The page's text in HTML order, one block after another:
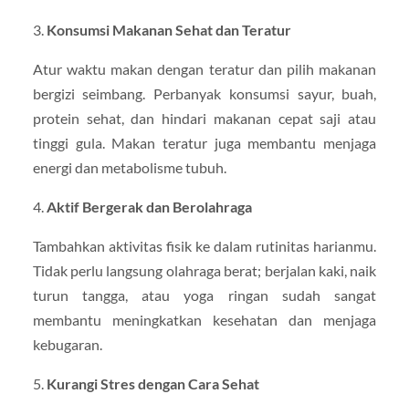
3. Konsumsi Makanan Sehat dan Teratur
Atur waktu makan dengan teratur dan pilih makanan
bergizi seimbang. Perbanyak konsumsi sayur, buah,
protein sehat, dan hindari makanan cepat saji atau
tinggi gula. Makan teratur juga membantu menjaga
energi dan metabolisme tubuh.
4.Aktif Bergerak dan Berolahraga
Tambahkan aktivitas fisik ke dalam rutinitas harianmu.
Tidak perlu langsung olahraga berat; berjalan kaki, naik
turun tangga, atau yoga ringan sudah sangat
membantu meningkatkan kesehatan dan menjaga
kebugaran.
5. Kurangi Stres dengan Cara Sehat